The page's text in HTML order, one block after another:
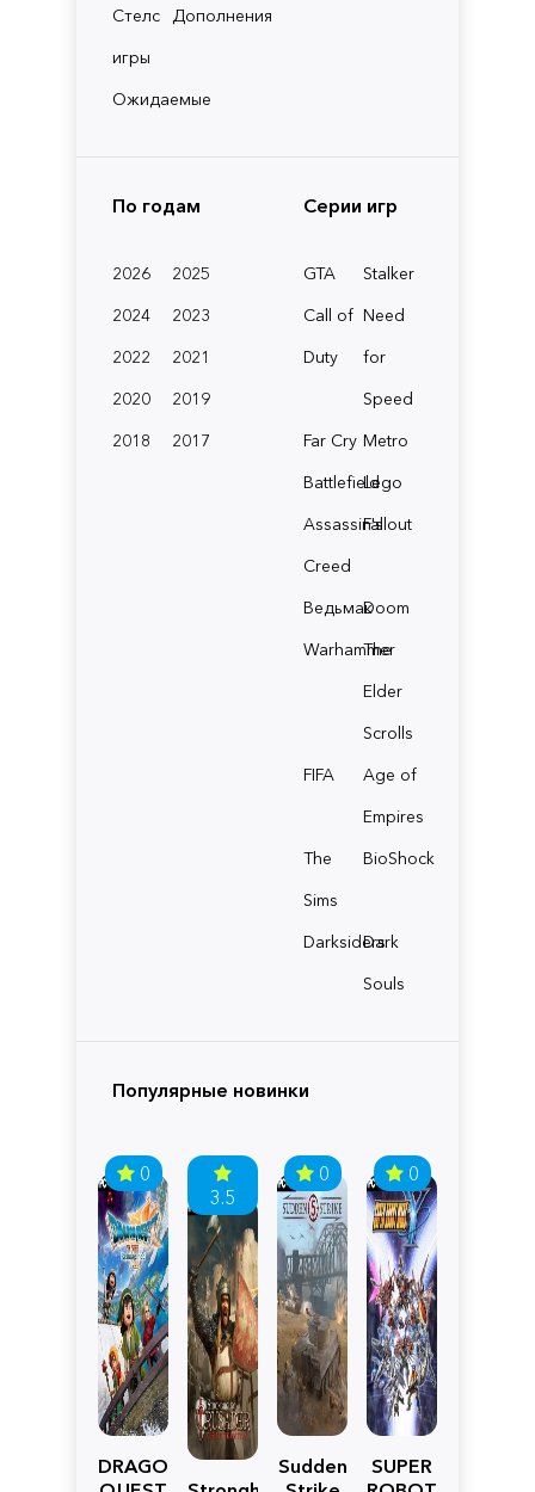
Стелс
игры
Дополнения
Ожидаемые
По годам
2026
2025
2024
2023
2022
2021
2020
2019
2018
2017
Серии игр
GTA
Stalker
Call of
Duty
Need
for
Speed
Far Cry Metro
BattlefieldLego
Assassin's
Creed
Fallout
ВедьмакDoom
Warhammer
The
Elder
Scrolls
FIFA
Age of
Empires
The
Sims
BioShock
Darksiders
Dark
Souls
Популярные новинки
0
DRAGON
3.5
0
Sudden
0
SUPER